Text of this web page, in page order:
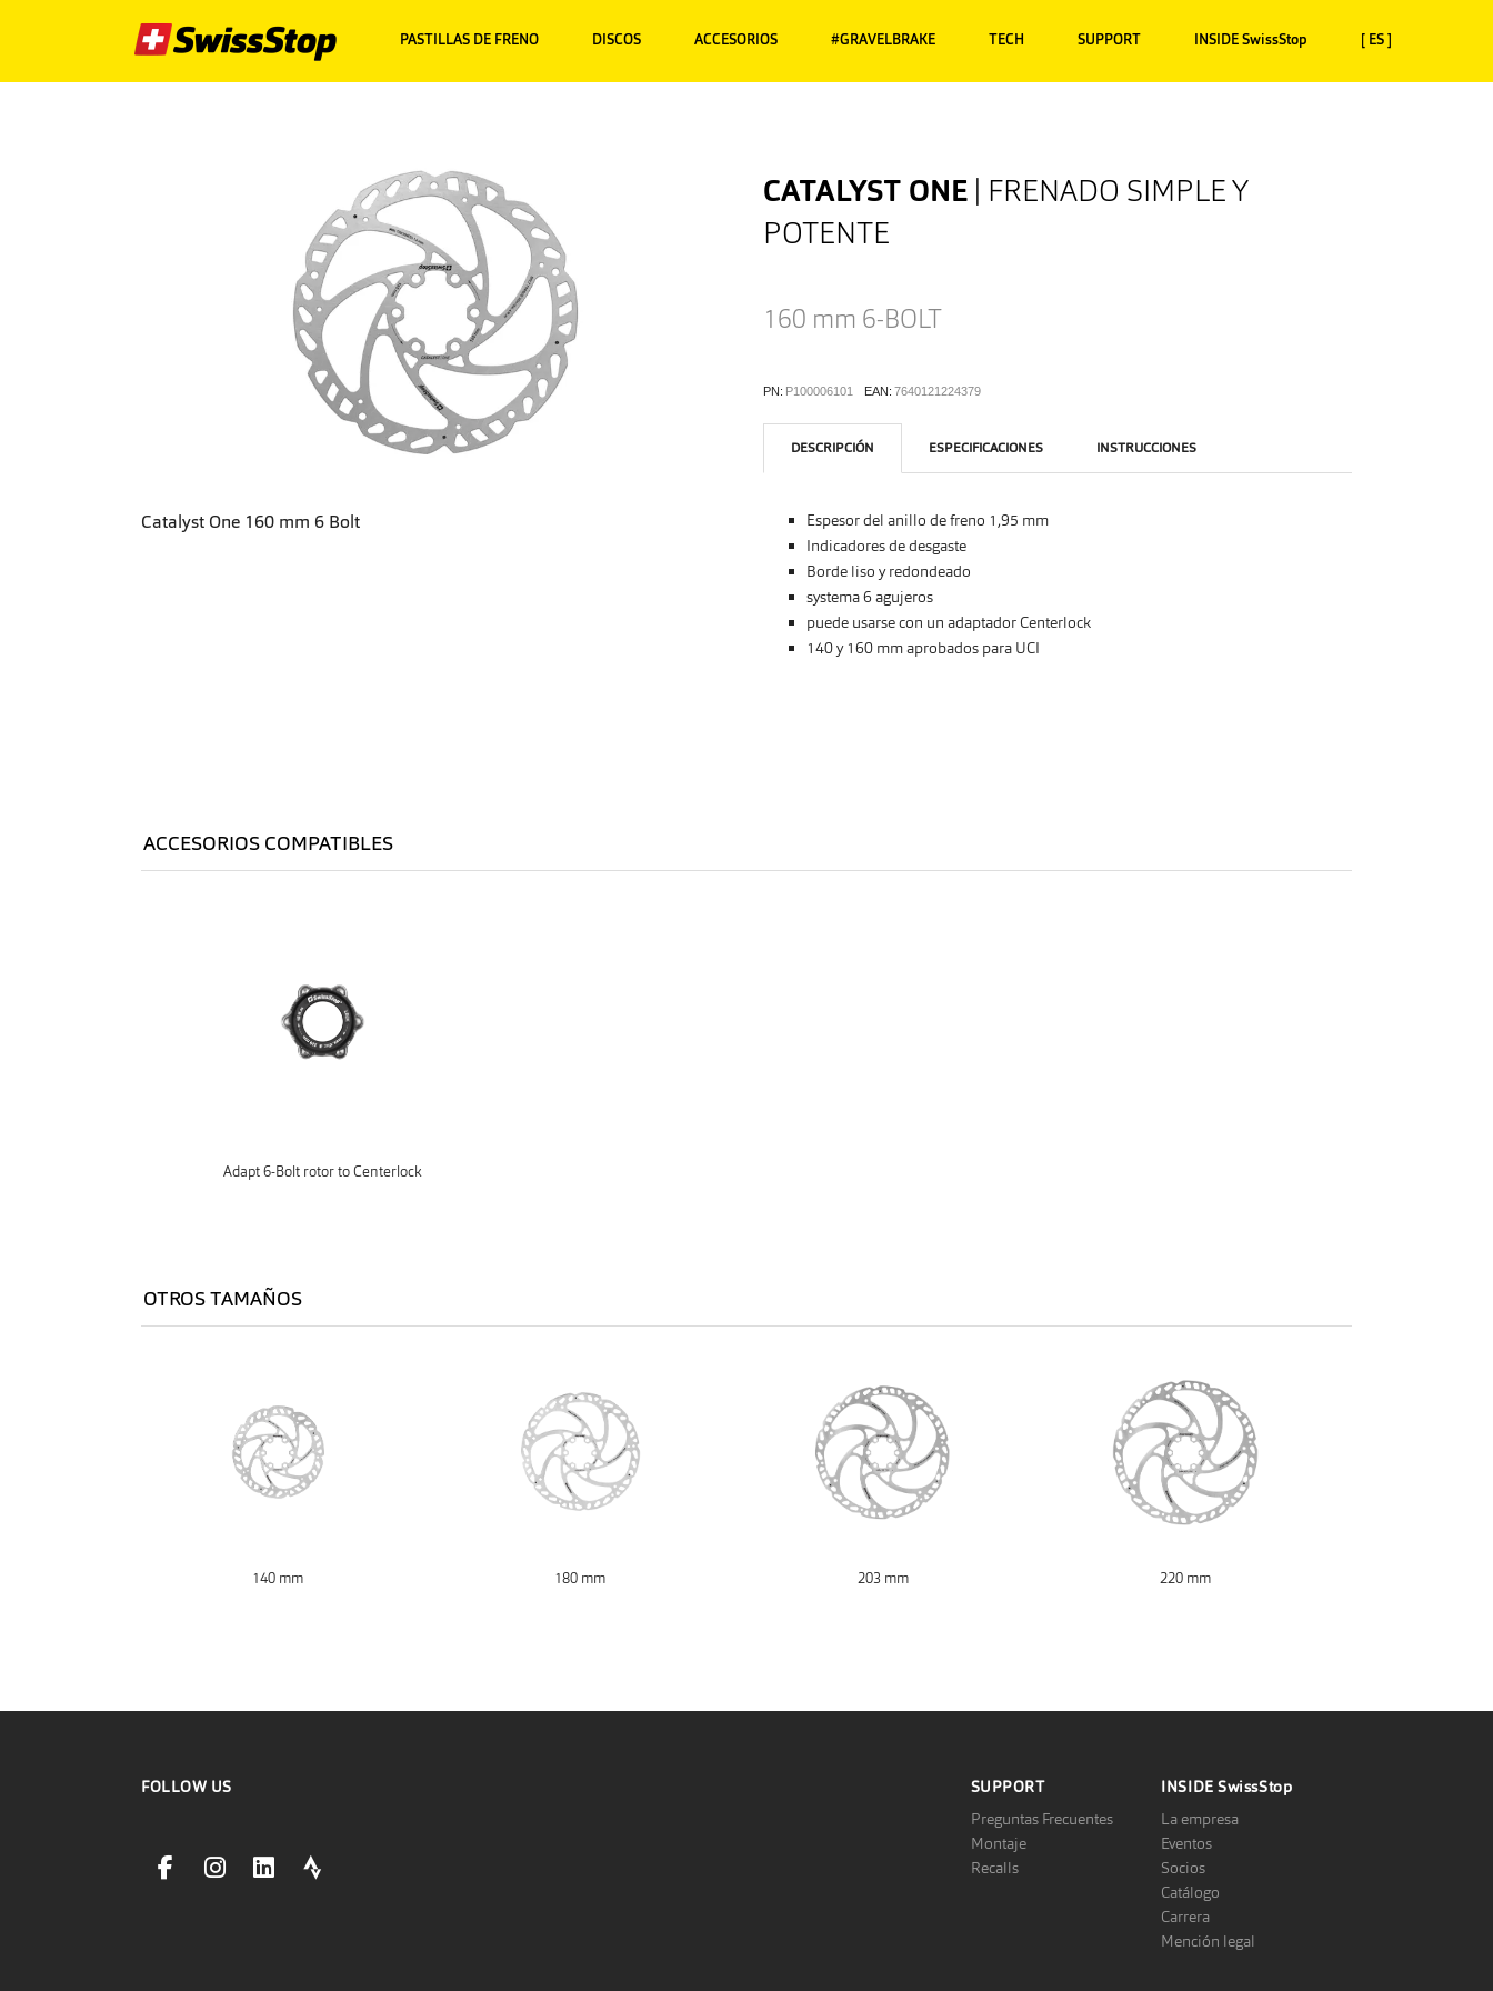
PASTILLAS DE FRENO DISCOS ACCESORIOS #GRAVELBRAKE TECH SUPPORT INSIDE SwissStop [ ES ]
Catalyst One 160 mm 6 Bolt
CATALYST ONE | FRENADO SIMPLE Y
POTENTE
160 mm 6-BOLT
PN: P100006101 EAN: 7640121224379
DESCRIPCIÓN ESPECIFICACIONES INSTRUCCIONES
Espesor del anillo de freno 1,95 mm
Indicadores de desgaste
Borde liso y redondeado
systema 6 agujeros
puede usarse con un adaptador Centerlock
140 y 160 mm aprobados para UCI
ACCESORIOS COMPATIBLES
Adapt 6-Bolt rotor to Centerlock
OTROS TAMAÑOS
140 mm 180 mm 203 mm 220 mm
FOLLOW US
facebookLink
instagramLink
linkedinLinkstravaLink
SUPPORT
Preguntas Frecuentes
Montaje
Recalls
INSIDESwissStop
La empresa
Eventos
Socios
Catálogo
Carrera
Mención legal